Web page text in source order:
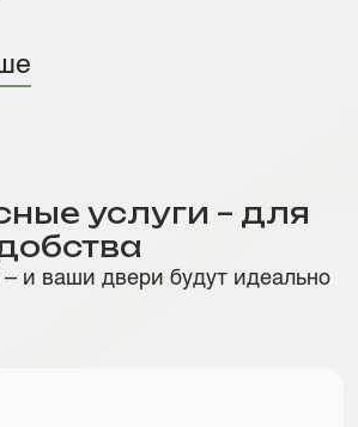
услуги – для
и ваши двери будут идеально